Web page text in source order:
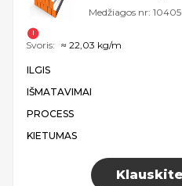
Medžiagos nr:
ILGIS
IŠMATAVIMAI
PROCESS
KIETUMAS
Svoris: ≈ 22,03 kg/m